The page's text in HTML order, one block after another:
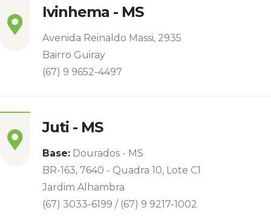
Ivinhema - MS
Avenida Reinaldo Massi, 2935
Bairro Guiray
(67) 9 9652-4497
Juti - MS
Base: Dourados - MS
BR-163, 7640 - Quadra 10, Lote C1
Jardim Alhambra
(67) 3033-6199 / (67) 9 9217-1002